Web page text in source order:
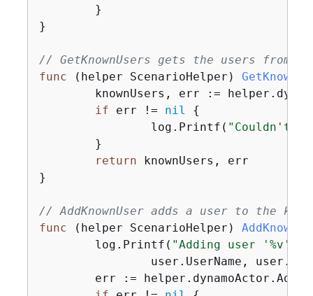
}
// GetKnownUsers gets the users from
func
(helper ScenarioHelper)
if err != nil
{
		log.Printf(
"Couldn't
return knownUsers, err
}
// AddKnownUser adds a user to the
func
(helper ScenarioHelper)
	log.Printf(
"Adding user '%v'